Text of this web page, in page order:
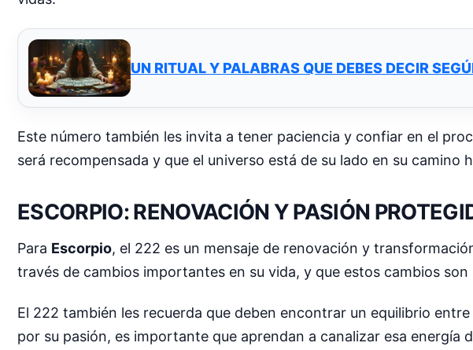
UN RITUAL Y PALABRAS QUE DEBES DECIR
Este número también les invita a tener paciencia y confiar en el
será recompensada y que el universo está de su lado en su camino
ESCORPIO: RENOVACIÓN Y PASIÓN
Para Escorpio, el 222 es un mensaje de renovación y
través de cambios importantes en su vida, y que estos cambios
El 222 también les recuerda que deben encontrar un equilibrio
por su pasión, es importante que aprendan a canalizar esa energía